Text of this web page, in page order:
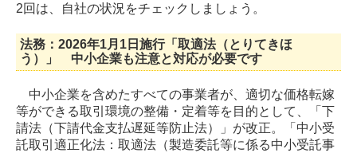
2回は、自社の状況をチェックしましょう 。
法務：2026年1月1日施行「取適法（とりてきほ
う）」 中小企業も注意と対応が必要です
中小企業を含めたすべての事業者が、適切な価格転嫁
等ができる取引環境の整備・定着等を目的として、「下
請法（下請代金支払遅延等防止法）」が改正。「中小受
託取引適正化法：取適法（製造委託等に係る中小受託事